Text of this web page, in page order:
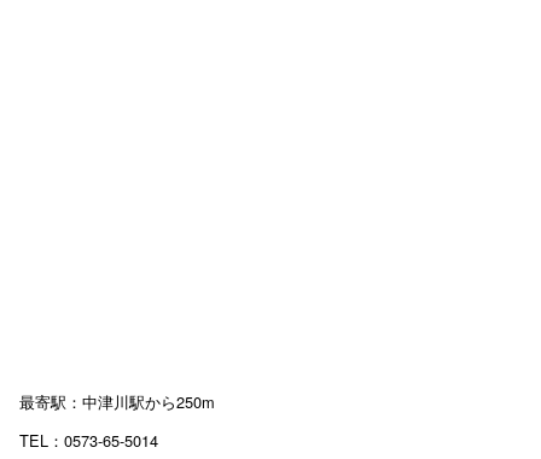
最寄駅：中津川駅から250m
TEL：0573-65-5014